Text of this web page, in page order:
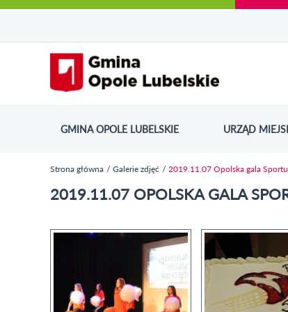
do
strony
do
menu
wyszukiwarki
ścieżki
nawigacyjnej
kategorii
aktualności
do
kalendarza
wydarzeń
do
galerii
do
stopki
GMINA OPOLE LUBELSKIE URZĄD
Strona główna Galerie zdjęć 2019.11.07 Opolska gala Sportu
2019.11.07 OPOLSKA GALA